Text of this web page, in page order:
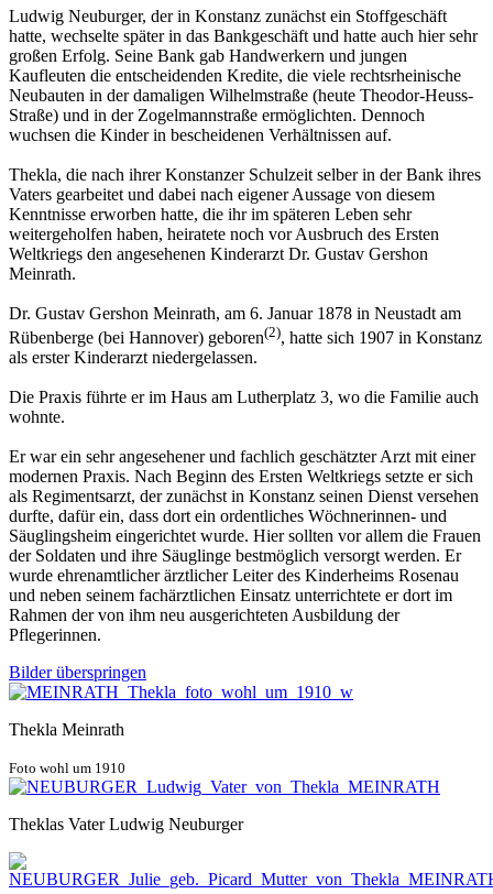
Ludwig Neuburger, der in Konstanz zunächst ein Stoffgeschäft
hatte, wechselte später in das Bank­geschäft und hatte auch hier sehr
großen Erfolg. Seine Bank gab Handwerkern und jungen
Kaufleuten die entscheidenden Kredite, die viele rechtsrhei­nische
Neubauten in der damaligen Wilhelmstraße (heute Theodor-Heuss-
Straße) und in der Zogel­mannstraße ermöglichten. Dennoch
wuchsen die Kinder in bescheidenen Verhältnissen auf.
Thekla, die nach ihrer Konstanzer Schulzeit selber in der Bank ihres
Vaters gearbeitet und dabei nach eigener Aussage von diesem
Kennt­nisse erworben hatte, die ihr im späteren Leben sehr
weitergeholfen haben, heiratete noch vor Ausbruch des Ersten
Weltkriegs den angesehenen Kinderarzt Dr. Gustav Gershon
Meinrath.
Dr. Gustav Gershon Meinrath, am 6. Januar 1878 in Neustadt am
Rübenberge (bei Hannover) geboren(2), hatte sich 1907 in Konstanz
als erster Kinderarzt niedergelassen.
Die Praxis führte er im Haus am Lutherplatz 3, wo die Familie auch
wohnte.
Er war ein sehr angesehener und fachlich geschätz­ter Arzt mit einer
modernen Praxis. Nach Beginn des Ersten Weltkriegs setzte er sich
als Regimentsarzt, der zunächst in Konstanz seinen Dienst versehen
durfte, dafür ein, dass dort ein ordent­liches Wöchnerinnen- und
Säuglingsheim eingerich­tet wurde. Hier sollten vor allem die Frauen
der Soldaten und ihre Säuglinge bestmöglich versorgt werden. Er
wurde ehrenamtlicher ärztlicher Leiter des Kinderheims Rosenau
und neben seinem fachärzt­lichen Einsatz unterrichtete er dort im
Rahmen der von ihm neu ausgerichteten Ausbildung der
Pflegerinnen.
Bilder überspringen
Thekla Meinrath
Foto wohl um 1910
Theklas Vater Ludwig Neuburger